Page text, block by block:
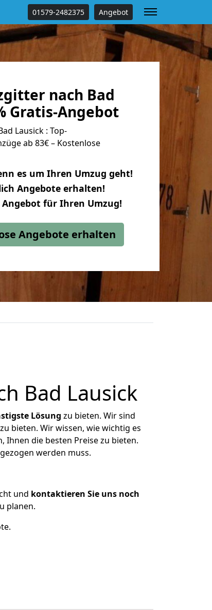
01579-2482375 Angebot
nach Bad
Gratis-Angebot
Lausick : Top-
ab 83€ – Kostenlose
es um Ihren Umzug geht!
Angebote erhalten!
Angebot für Ihren Umzug!
Angebote erhalten
Bad Lausick
Lösung zu bieten. Wir sind
bieten. Wir wissen, wie wichtig es
Ihnen die besten Preise zu bieten.
werden muss.
und kontaktieren Sie uns noch
planen.